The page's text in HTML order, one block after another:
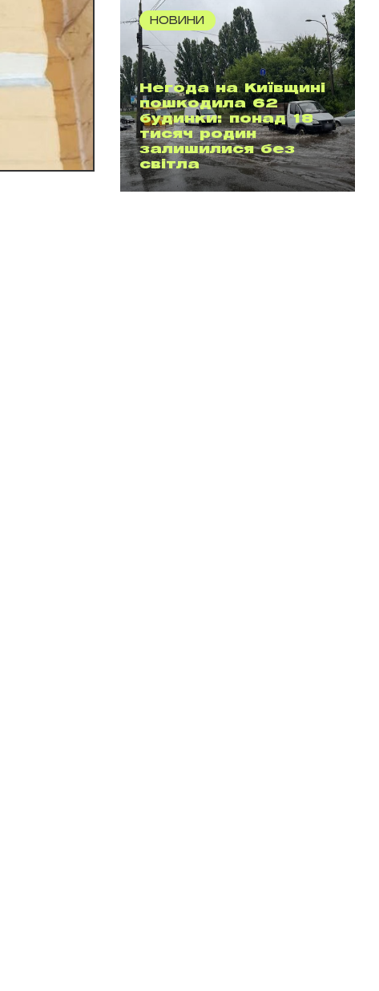
НОВИНИ
Негода на Київщині
пошкодила 62
будинки: понад 18
тисяч родин
залишилися без
світла